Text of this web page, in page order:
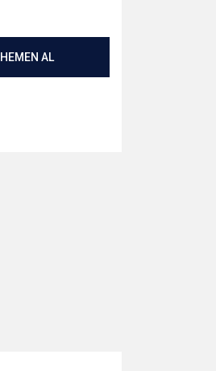
HEMEN AL